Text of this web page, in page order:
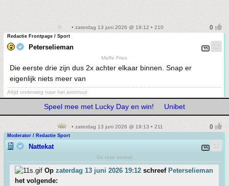
• zaterdag 13 juni 2026 @ 19:12 • 210
Redactie Frontpage / Sport
Peterselieman
Maffe Fries
Die eerste drie zijn dus 2x achter elkaar binnen. Snap er
eigenlijk niets meer van
Altijd onderweg naar het avontuur
Speel mee met Lucky Day en win! Unibet
• zaterdag 13 juni 2026 @ 19:13 • 211
Moderator / Redactie Sport
Nattekat
De roze zeekat
Op zaterdag 13 juni 2026 19:12 schreef Peterselieman
het volgende: